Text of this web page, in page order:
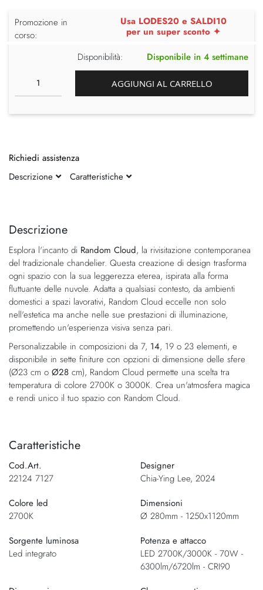
fine
galleria
di
immagini
della
di
immagini
Descrizione
Esplora l'incanto di Random Cloud, la rivisitazione contemporanea
del tradizionale chandelier. Questa creazione di design trasforma
ogni spazio con la sua leggerezza eterea, ispirata alla forma
fluttuante delle nuvole. Adatta a qualsiasi contesto, da ambienti
domestici a spazi lavorativi, Random Cloud eccelle non solo
nell'estetica ma anche nelle sue prestazioni di illuminazione,
promettendo un'esperienza visiva senza pari.
Personalizzabile in composizioni da 7, 14, 19 o 23 elementi, e
disponibile in sette finiture con opzioni di dimensione delle sfere
(Ø23 cm o Ø28 cm), Random Cloud permette una scelta tra
temperatura di colore 2700K o 3000K. Crea un'atmosfera magica
e rendi unico il tuo spazio con Random Cloud.
Caratteristiche
Cod.Art.
22124 7127
Designer
Chia-Ying Lee, 2024
Colore led
2700K
Dimensioni
Ø 280mm - 1250x1120mm
Sorgente luminosa
Led integrato
Potenza e attacco
LED 2700K/3000K - 70W -
6300lm/6720lm - CRI90
Promozione in
corso:
Usa LODES20 e SALDI10
per un super sconto ✦
Disponibilità:
Disponibile in 4 settimane
AGGIUNGI AL CARRELLO
Richiedi assistenza
Descrizione
Caratteristiche